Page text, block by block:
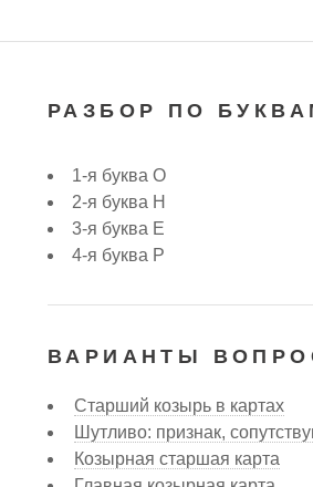
РАЗБОР ПО
1-я буква О
2-я буква Н
3-я буква Е
4-я буква Р
ВАРИАНТЫ
Старший козырь в картах
Шутливо: признак,
Козырная старшая карта